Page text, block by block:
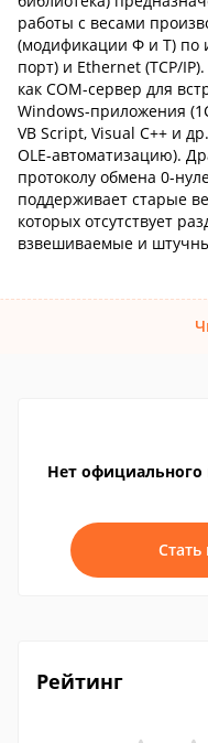
работы с весами
(модификации Ф и Т) по
порт) и Ethernet (TCP/
как COM-сервер для
Windows-приложения
VB Script, Visual C++ и
OLE-автоматизацию).
протоколу обмена 0-
поддерживает старые
которых отсутствует
взвешиваемые и
Нет официального
Стать
Рейтинг